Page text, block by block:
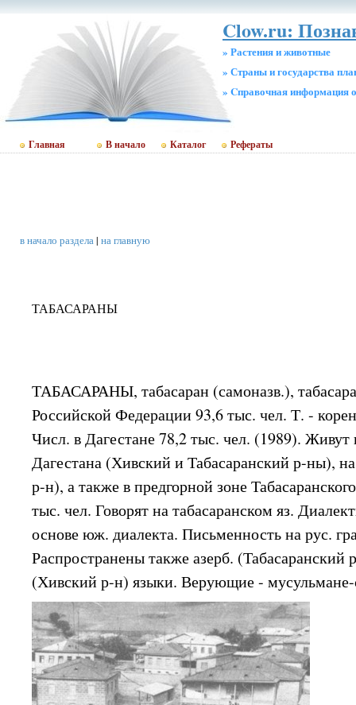
Clow.ru:
» Растения и животные
» Страны и государства
» Cправочная информация
Главная В начало Каталог Рефераты
в начало раздела| на главную
ТАБАСАРАНЫ
ТАБАСАРАНЫ, табасаран (самоназв.),
Российской Федерации 93,6 тыс. чел. Т. -
Числ. в Дагестане 78,2 тыс. чел. (1989). Живут
Дагестана (Хивский и Табасаранский р-ны),
р-н), а также в предгорной зоне
тыс. чел. Говорят на табасаранском яз.
основе юж. диалекта. Письменность на рус.
Распространены также азерб. (Табасаранский
(Хивский р-н) языки. Верующие -